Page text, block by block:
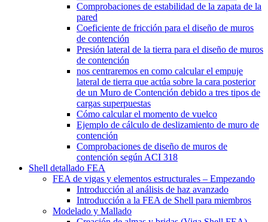
Comprobaciones de estabilidad de la zapata de la
pared
Coeficiente de fricción para el diseño de muros
de contención
Presión lateral de la tierra para el diseño de muros
de contención
nos centraremos en como calcular el empuje
lateral de tierra que actúa sobre la cara posterior
de un Muro de Contención debido a tres tipos de
cargas superpuestas
Cómo calcular el momento de vuelco
Ejemplo de cálculo de deslizamiento de muro de
contención
Comprobaciones de diseño de muros de
contención según ACI 318
Shell detallado FEA
FEA de vigas y elementos estructurales – Empezando
Introducción al análisis de haz avanzado
Introducción a la FEA de Shell para miembros
Modelado y Mallado